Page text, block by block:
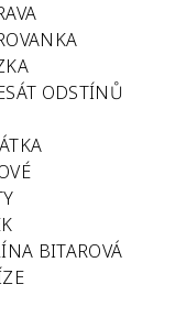
ODSTÍNŮ
BITAROVÁ